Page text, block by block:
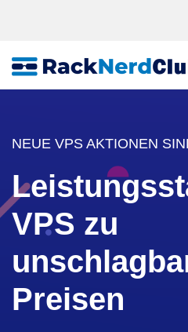
NEUE VPS AKTIONEN
VPS zu
Preisen